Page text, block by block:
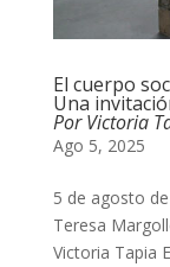
El cuerpo
Una
Por Victoria
Ago 5, 2025
5 de agosto
Teresa
Victoria Tapia